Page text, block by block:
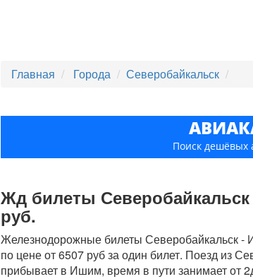
Главная Города Северобайкальск
Поиск дешёвых
Жд билеты
руб.
Железнодорожные билеты Северобайкальск -
по цене от 6507 руб за один билет. Поезд из
прибывает в Ишим, время в пути занимает от